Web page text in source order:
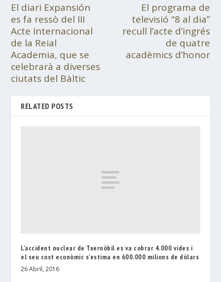
El diari Expansión
es fa ressò del III
Acte Internacional
de la Reial
Academia, que se
celebrarà a diverses
ciutats del Bàltic
El programa de
televisió “8 al dia”
recull l’acte d’ingrés
de quatre
acadèmics d’honor
RELATED POSTS
L’accident nuclear de Txernòbil es va cobrar 4.000 vides i
el seu cost econòmic s’estima en 600.000 milions de dòlars
26 Abril, 2016